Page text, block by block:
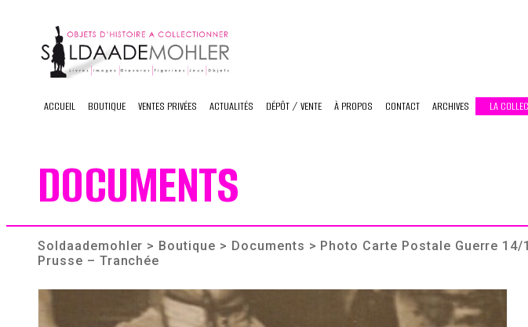
content
ACCUEIL BOUTIQUE VENTES PRIVÉES ACTUALITÉS DÉPÔT / VENTE À PROPOS CONTACT ARCHIVES LA
DOCUMENTS
Soldaademohler > Boutique > Documents > Photo Carte Postale Guerre
Prusse – Tranchée